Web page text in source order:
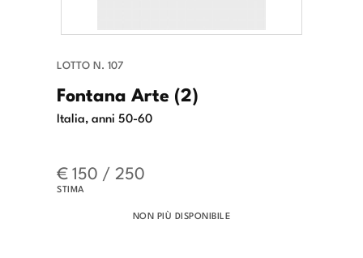
LOTTO N. 107
Fontana Arte (2)
Italia, anni 50-60
€ 150 / 250
STIMA
NON PIÙ DISPONIBILE